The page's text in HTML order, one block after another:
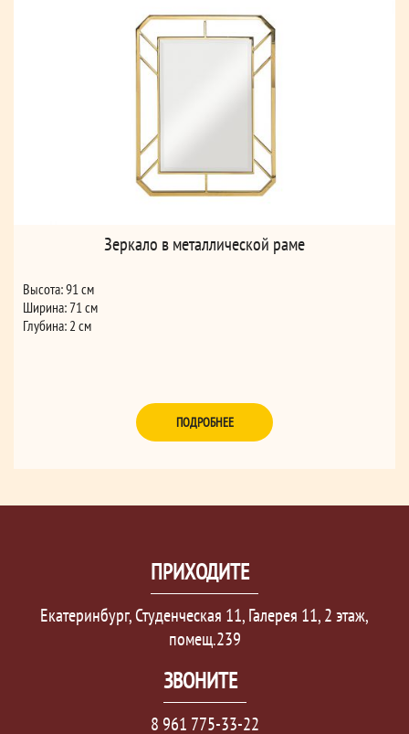
Зеркало в металлической раме
Высота: 91 см
Ширина: 71 см
Глубина: 2 см
ПОДРОБНЕЕ
ПРИХОДИТЕ
Екатеринбург, Студенческая 11, Галерея 11, 2 этаж,
помещ.239
ЗВОНИТЕ
8 961 775-33-22